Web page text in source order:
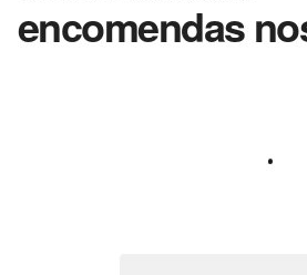
encomendas